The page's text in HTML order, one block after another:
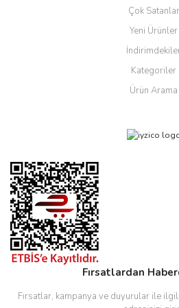
Çok Satanlar
Yeni Ürünler
Kategoriler
Ürün Arama
Fırsatlardan
Fırsatlar, kampanya ve duyurular ile